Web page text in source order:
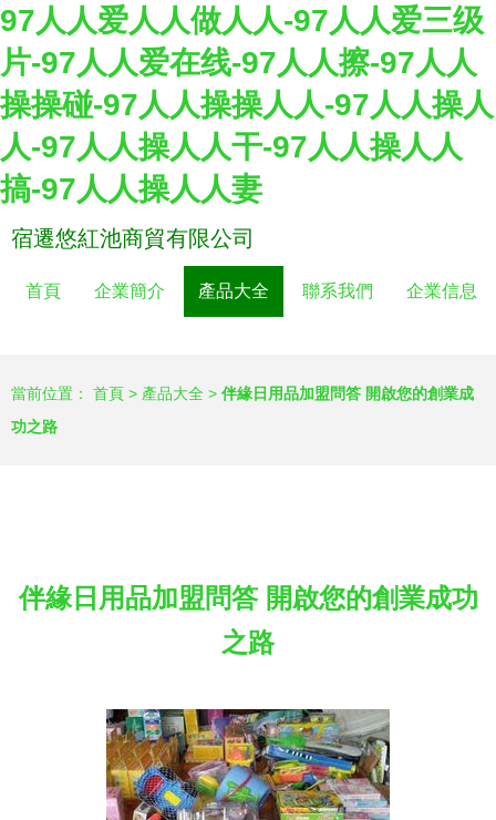
97人人爱人人做人人-97人人爱三级
片-97人人爱在线-97人人擦-97人人
操操碰-97人人操操人人-97人人操人
人-97人人操人人干-97人人操人人
搞-97人人操人人妻
宿遷悠紅池商貿有限公司
首頁 企業簡介 產品大全 聯系我們 企業信息
當前位置： 首頁 > 產品大全 > 伴緣日用品加盟問答 開啟您的創業成
功之路
伴緣日用品加盟問答 開啟您的創業成功
之路